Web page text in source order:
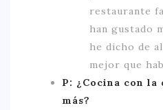
restaurante
han gustado
he dicho de
mejor que
P: ¿Cocina con
más?